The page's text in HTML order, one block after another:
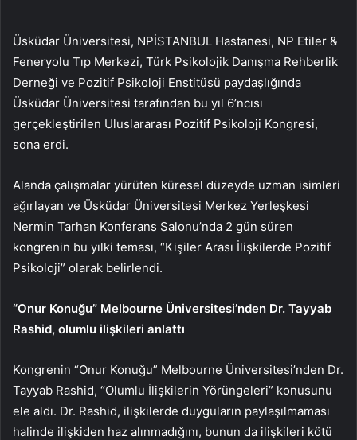
Üsküdar Üniversitesi, NPİSTANBUL Hastanesi, NP Etiler &
Feneryolu Tıp Merkezi, Türk Psikolojik Danışma Rehberlik
Derneği ve Pozitif Psikoloji Enstitüsü paydaşlığında
Üsküdar Üniversitesi tarafından bu yıl 6’ncısı
gerçekleştirilen Uluslararası Pozitif Psikoloji Kongresi,
sona erdi.
Alanda çalışmalar yürüten küresel düzeyde uzman isimleri
ağırlayan ve Üsküdar Üniversitesi Merkez Yerleşkesi
Nermin Tarhan Konferans Salonu’nda 2 gün süren
kongrenin bu yılki teması, “Kişiler Arası İlişkilerde Pozitif
Psikoloji” olarak belirlendi.
“Onur Konuğu” Melbourne Üniversitesi’nden Dr. Tayyab
Rashid, olumlu ilişkileri anlattı
Kongrenin “Onur Konuğu” Melbourne Üniversitesi’nden Dr.
Tayyab Rashid, “Olumlu İlişkilerin Yörüngeleri” konusunu
ele aldı. Dr. Rashid, ilişkilerde duyguların paylaşılmaması
halinde ilişkiden haz alınmadığını, bunun da ilişkileri kötü